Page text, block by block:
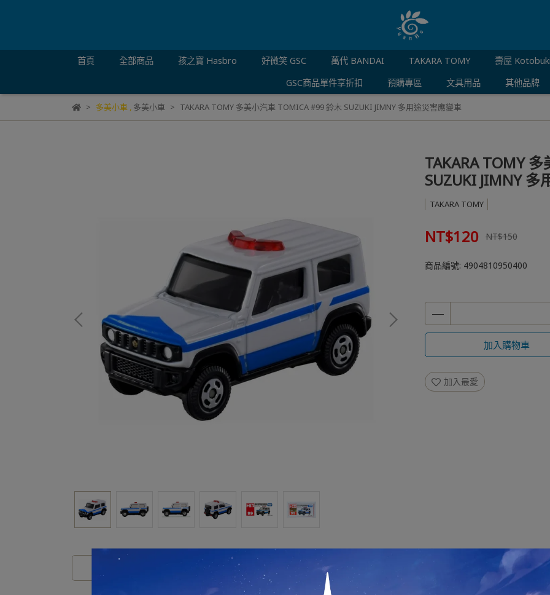
首頁 全部商品 孩之寶 Hasbro 好微笑 GSC 萬代 BANDAI TAKARA TOMY
壽屋
GSC商品單件享折扣
預購專區 文具用品 其他品牌
多美小車, 多美小車 TAKARA TOMY 多美小汽車 TOMICA #99 鈴木 SUZUKI JIMNY 多用途災害應變車
TAKARA TOMY
SUZUKI JIMNY 多
TAKARA TOMY
NT$120 NT$150
商品編號: 4904810950400
加入購物車
加入最愛